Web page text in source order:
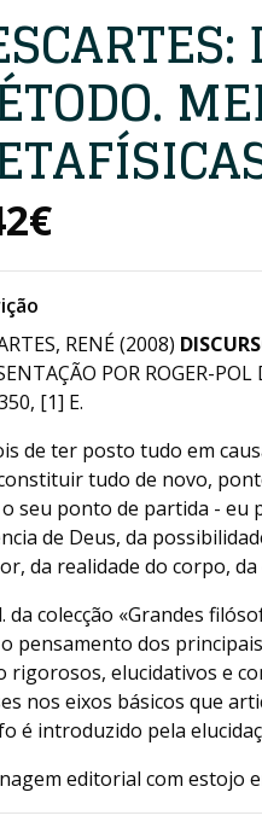
RENÉ (2008)
POR ROGER-
[1] E.
de ter posto tudo em
tudo de novo,
seu ponto de partida - eu
de Deus, da
da realidade do corpo,
da colecção «Grandes
pensamento dos
rigorosos, elucidativos e
nos eixos básicos que
é introduzido pela
editorial com estojo